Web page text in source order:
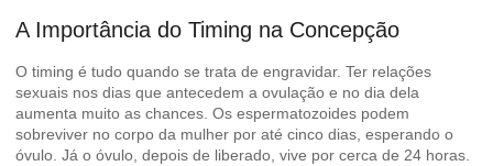
A Importância do Timing na Concepção
O timing é tudo quando se trata de engravidar. Ter relações
sexuais nos dias que antecedem a ovulação e no dia dela
aumenta muito as chances. Os espermatozoides podem
sobreviver no corpo da mulher por até cinco dias, esperando o
óvulo. Já o óvulo, depois de liberado, vive por cerca de 24 horas.